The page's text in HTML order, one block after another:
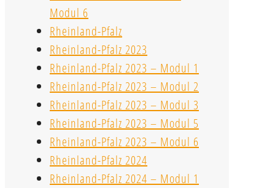
Modul 6
Rheinland-Pfalz
Rheinland-Pfalz 2023
Rheinland-Pfalz 2023 – Modul 1
Rheinland-Pfalz 2023 – Modul 2
Rheinland-Pfalz 2023 – Modul 3
Rheinland-Pfalz 2023 – Modul 5
Rheinland-Pfalz 2023 – Modul 6
Rheinland-Pfalz 2024
Rheinland-Pfalz 2024 – Modul 1